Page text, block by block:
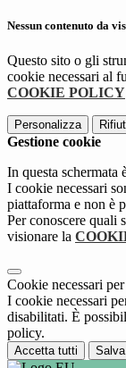
Nessun contenuto da
Questo sito o gli
cookie necessari al
COOKIE POLICY
Personalizza
Gestione cookie
In questa schermata
I cookie necessari
piattaforma e non è
Per conoscere quali
visionare la
Cookie necessari
I cookie necessari
disabilitati. È
policy.
Accetta tutti